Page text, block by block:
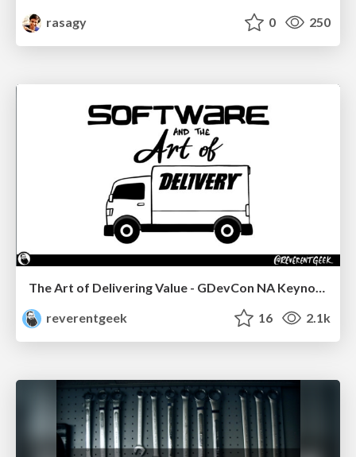
rasagy
0 250
The Art of Delivering Value - GDevCon NA Keynote
reverentgeek
16 2.1k